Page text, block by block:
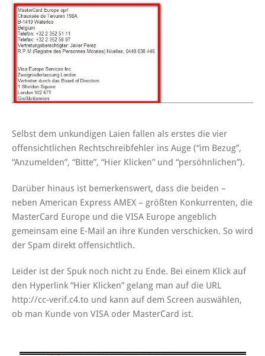
Selbst dem unkundigen Laien fallen als erstes die vier
offensichtlichen Rechtschreibfehler ins Auge (“im Bezug”,
“Anzumelden”, “Bitte”, “Hier Klicken” und “persöhnlichen”).
Darüber hinaus ist bemerkenswert, dass die beiden –
neben American Express AMEX – größten Konkurrenten, die
MasterCard Europe und die VISA Europe angeblich
gemeinsam eine E-Mail an ihre Kunden verschicken. So wird
der Spam direkt offensichtlich.
Leider ist der Spuk noch nicht zu Ende. Bei einem Klick auf
den Hyperlink “Hier Klicken” gelang man auf die URL
http://cc-verif.c4.to und kann auf dem Screen auswählen,
ob man Kunde von VISA oder MasterCard ist.